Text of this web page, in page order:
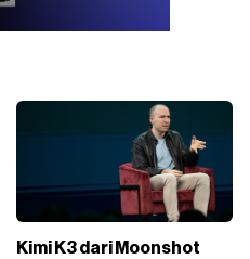
Kimi K3 dari Moonshot